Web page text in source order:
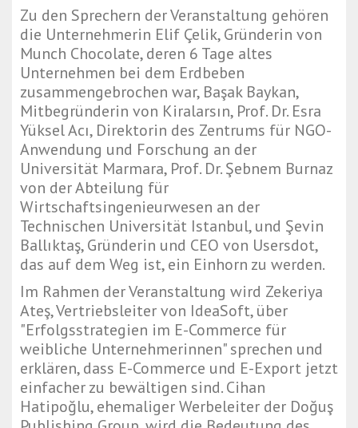
Zu den Sprechern der Veranstaltung gehören
die Unternehmerin Elif Çelik, Gründerin von
Munch Chocolate, deren 6 Tage altes
Unternehmen bei dem Erdbeben
zusammengebrochen war, Başak Baykan,
Mitbegründerin von Kiralarsın, Prof. Dr. Esra
Yüksel Acı, Direktorin des Zentrums für NGO-
Anwendung und Forschung an der
Universität Marmara, Prof. Dr. Şebnem Burnaz
von der Abteilung für
Wirtschaftsingenieurwesen an der
Technischen Universität Istanbul, und Şevin
Ballıktaş, Gründerin und CEO von Usersdot,
das auf dem Weg ist, ein Einhorn zu werden.
Im Rahmen der Veranstaltung wird Zekeriya
Ateş, Vertriebsleiter von IdeaSoft, über
"Erfolgsstrategien im E-Commerce für
weibliche Unternehmerinnen" sprechen und
erklären, dass E-Commerce und E-Export jetzt
einfacher zu bewältigen sind. Cihan
Hatipoğlu, ehemaliger Werbeleiter der Doğuş